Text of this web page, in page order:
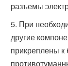
разъемы
При
другие
прикреплены